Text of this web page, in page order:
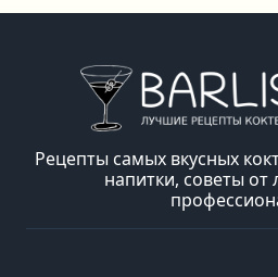
Рецепты самых вкусных
напитки, советы от